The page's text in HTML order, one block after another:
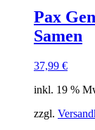
Pax
Samen
37,99 €
inkl. 19 %
zzgl.